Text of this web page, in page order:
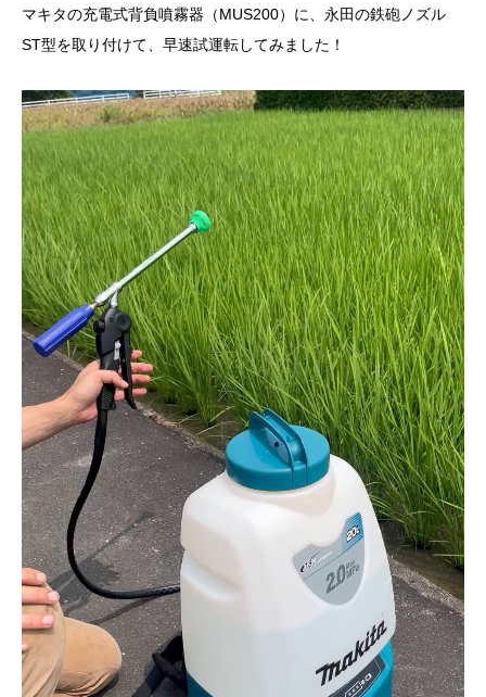
マキタの充電式背負噴霧器（MUS200）に、永田の鉄砲ノズル
ST型を取り付けて、早速試運転してみました！